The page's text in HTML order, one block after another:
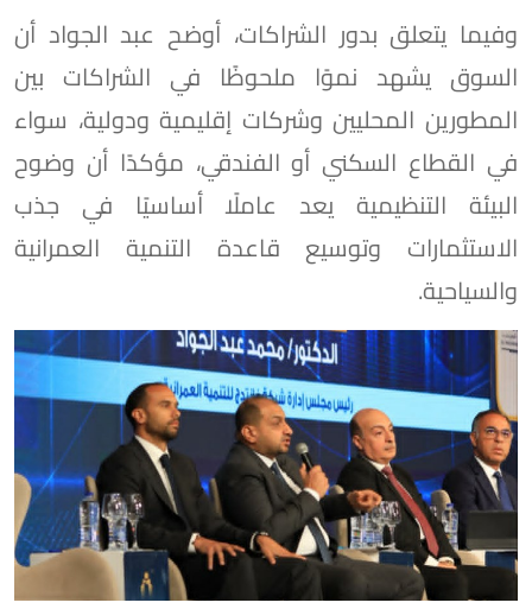
وفيما يتعلق بدور الشراكات، أوضح عبد الجواد أن
السوق يشهد نموًا ملحوظًا في الشراكات بين
المطورين المحليين وشركات إقليمية ودولية، سواء
في القطاع السكني أو الفندقي، مؤكدًا أن وضوح
البيئة التنظيمية يعد عاملًا أساسيًا في جذب
الاستثمارات وتوسيع قاعدة التنمية العمرانية
والسياحية.